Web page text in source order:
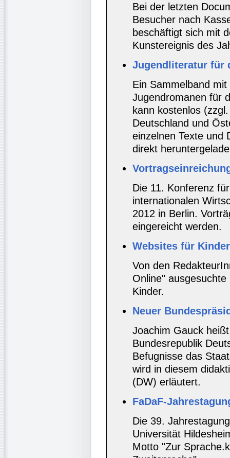
Bei der letzten
Besucher nach
beschäftigt sich mit
Kunstereignis des
Jugendliteratur für
Ein Sammelband
Jugendromanen für
kann kostenlos
Deutschland und
einzelnen Texte und
direkt
Die 11. Konferenz
internationalen
2012 in Berlin.
eingereicht werden.
Websites für
Von den
Online"
Kinder.
Neuer
Joachim Gauck
Bundesrepublik
Befugnisse das
wird in diesem
(DW) erläutert.
FaDaF-
Die 39.
Universität
Motto "Zur